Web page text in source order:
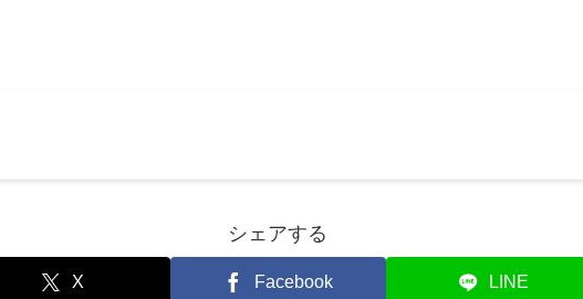
シェアする
X Facebook LINE